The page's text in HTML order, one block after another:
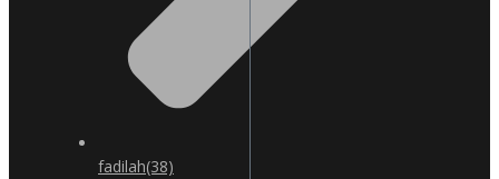
fadilah(38)